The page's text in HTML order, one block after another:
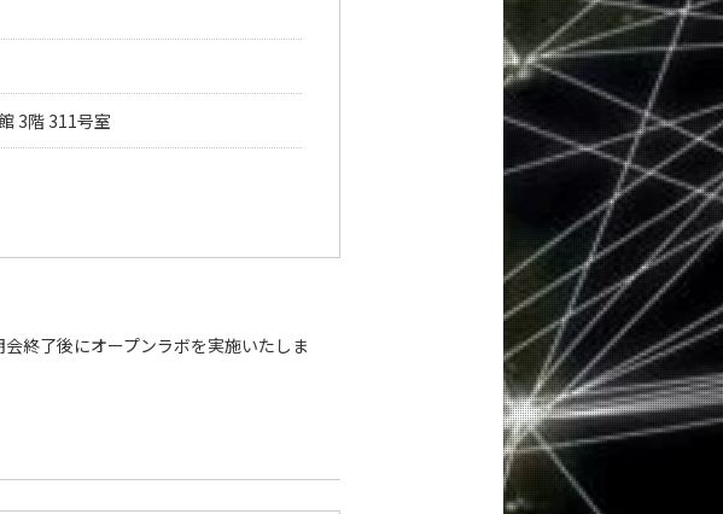
3階 311号室
終了後にオープンラボを実施いたしま